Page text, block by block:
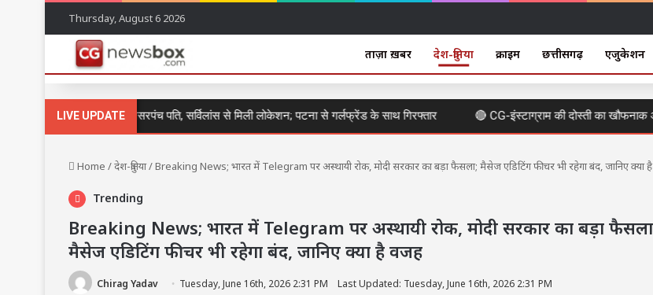
Thursday, August 6 2026
ताज़ा ख़बर देश-दुनिया क्राइम छत्तीसगढ़ एजुकेशन
LIVE UPDATE
दुष्कर्म कर फरार हुआ उपसरपंच पति, सर्विलांस से मिली लोकेशन; पटना से गर्लफ्रेंड के साथ गिरफ्तार 🔴 CG-इंस्टाग्राम की दोस्ती का खौफनाक अंत:
Home /देश-दुनिया/Breaking News; भारत में Telegram पर अस्थायी रोक, मोदी सरकार का बड़ा फैसला; मैसेज एडिटिंग फीचर भी रहेगा बंद, जानिए क्या
Trending
Breaking News; भारत में Telegram पर अस्थायी रोक, मोदी सरकार का बड़ा
मैसेज एडिटिंग फीचर भी रहेगा बंद, जानिए क्या है वजह
Chirag Yadav Tuesday, June 16th, 2026 2:31 PM Last Updated: Tuesday, June 16th, 2026 2:31 PM